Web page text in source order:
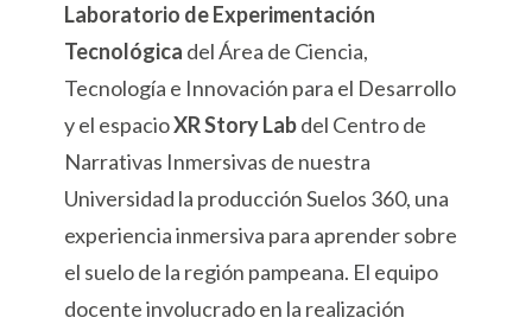
Laboratorio de Experimentación
Tecnológica del Área de Ciencia,
Tecnología e Innovación para el Desarrollo
y el espacioXR Story Labdel Centro de
Narrativas Inmersivas de nuestra
Universidad la producción Suelos 360, una
experiencia inmersiva para aprender sobre
el suelo de la región pampeana. El equipo
docente involucrado en la realización